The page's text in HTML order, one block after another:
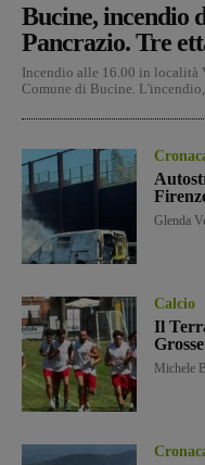
Bucine, incendio
Pancrazio. Tre
Incendio alle 16.00 in località
Comune di Bucine. L'incendio,
Glenda
Calcio
Il
Michele